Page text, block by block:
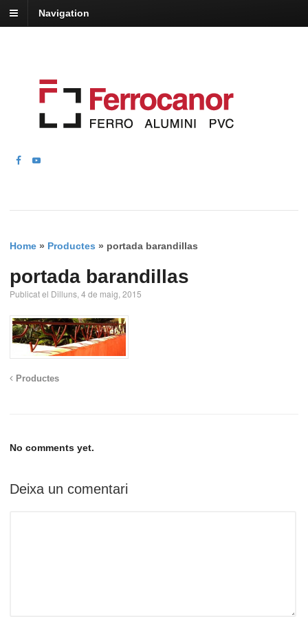
Navigation
Home » Productes » portada barandillas
portada barandillas
Publicat el Dilluns, 4 de maig, 2015
Productes
No comments yet.
Deixa un comentari